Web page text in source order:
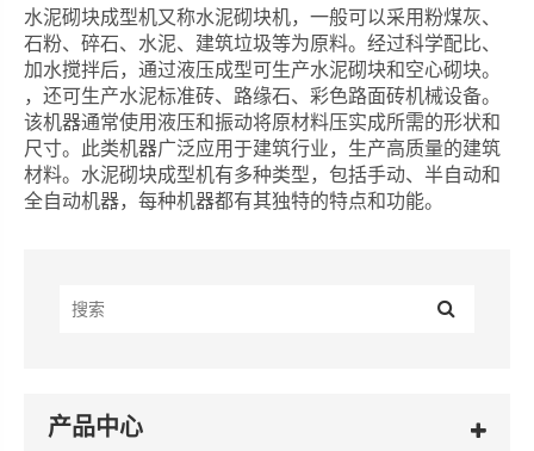
水泥砌块成型机又称水泥砌块机，一般可以采用粉煤灰、
石粉、碎石、水泥、建筑垃圾等为原料。经过科学配比、
加水搅拌后，通过液压成型可生产水泥砌块和空心砌块。
，还可生产水泥标准砖、路缘石、彩色路面砖机械设备。
该机器通常使用液压和振动将原材料压实成所需的形状和
尺寸。此类机器广泛应用于建筑行业，生产高质量的建筑
材料。水泥砌块成型机有多种类型，包括手动、半自动和
全自动机器，每种机器都有其独特的特点和功能。
产品中心